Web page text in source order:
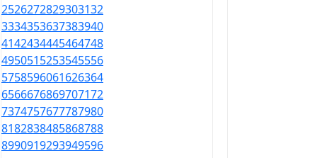
2526272829303132
3334353637383940
4142434445464748
4950515253545556
5758596061626364
6566676869707172
7374757677787980
8182838485868788
8990919293949596